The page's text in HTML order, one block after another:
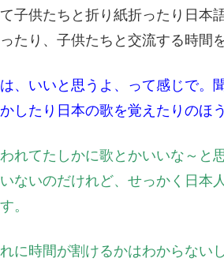
子供たちと折り紙折ったり日本
たり、子供たちと交流する時間
、いいと思うよ、って感じで。
したり日本の歌を覚えたりのほ
れてたしかに歌とかいいな～と
ないのだけれど、せっかく日本
。
に時間が割けるかはわからない